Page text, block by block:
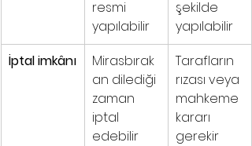
resmi
yapılabilir
şekilde
yapılabilir
İptal imkânı
Mirasbırak
an dilediği
zaman
iptal
edebilir
Tarafların
rızası veya
mahkeme
kararı
gerekir